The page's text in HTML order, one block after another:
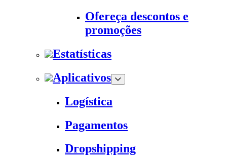
Ofereça descontos e
promoções
Estatísticas
Aplicativos
Logística
Pagamentos
Dropshipping